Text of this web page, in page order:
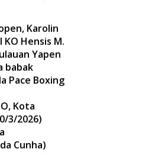
Karolin
KO Hensis M.
Yapen
babak
Pace Boxing
Kota
3/2026)
Cunha)